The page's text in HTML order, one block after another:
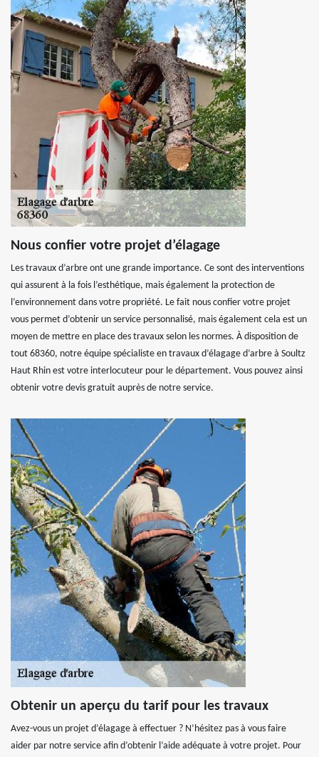
Nous confier votre projet d’élagage
Les travaux d’arbre ont une grande importance. Ce sont des interventions
qui assurent à la fois l’esthétique, mais également la protection de
l’environnement dans votre propriété. Le fait nous confier votre projet
vous permet d’obtenir un service personnalisé, mais également cela est un
moyen de mettre en place des travaux selon les normes. À disposition de
tout 68360, notre équipe spécialiste en travaux d’élagage d’arbre à Soultz
Haut Rhin est votre interlocuteur pour le département. Vous pouvez ainsi
obtenir votre devis gratuit auprès de notre service.
Obtenir un aperçu du tarif pour les travaux
Avez-vous un projet d’élagage à effectuer ? N’hésitez pas à vous faire
aider par notre service afin d’obtenir l’aide adéquate à votre projet. Pour